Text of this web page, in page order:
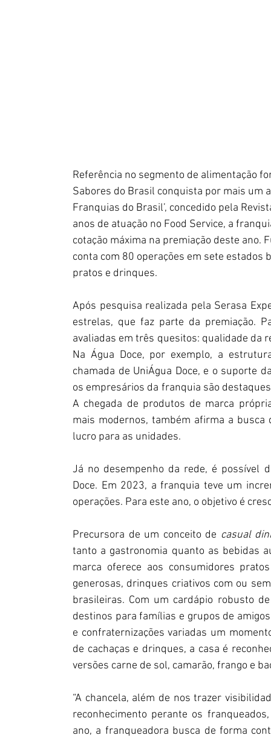
Referência no segmento de alimentação
Sabores do Brasil conquista por mais um
Franquias do Brasil’, concedido pela
anos de atuação no Food Service, a
cotação máxima na premiação deste ano.
conta com 80 operações em sete
pratos e drinques.
Após pesquisa realizada pela Serasa
estrelas, que faz parte da premiação.
avaliadas em três quesitos: qualidade da
Na Água Doce, por exemplo, a
chamada de UniÁgua Doce, e o suporte
os empresários da franquia são
A chegada de produtos de marca
mais modernos, também afirma a
lucro para as unidades.
Já no desempenho da rede, é possível
Doce. Em 2023, a franquia teve um
operações. Para este ano, o objetivo é
Precursora de um conceito de casual
tanto a gastronomia quanto as bebidas
marca oferece aos consumidores
generosas, drinques criativos com ou
brasileiras. Com um cardápio robusto
destinos para famílias e grupos de
e confraternizações variadas um
de cachaças e drinques, a casa é
versões carne de sol, camarão, frango e
“A chancela, além de nos trazer
reconhecimento perante os
ano, a franqueadora busca de forma